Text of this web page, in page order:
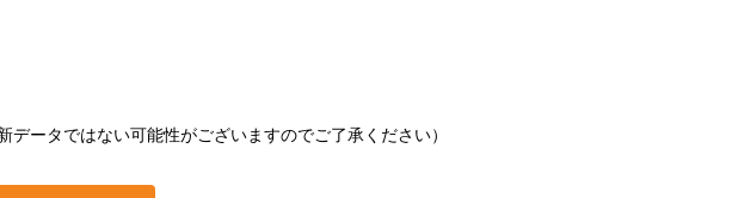
ータではない可能性がございますのでご了承ください）